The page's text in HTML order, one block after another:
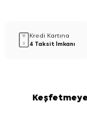
Kredi Kartına
4 Taksit İmkanı